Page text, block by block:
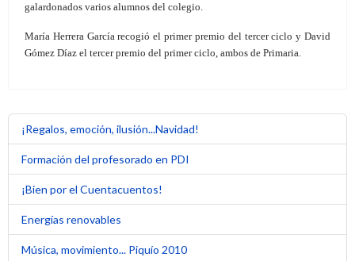
galardonados varios alumnos del colegio.
María Herrera García recogió el primer premio del tercer ciclo y David
Gómez Díaz el tercer premio del primer ciclo, ambos de Primaria.
¡Regalos, emoción, ilusión...Navidad!
Formación del profesorado en PDI
¡Bien por el Cuentacuentos!
Energías renovables
Música, movimiento... Piquío 2010